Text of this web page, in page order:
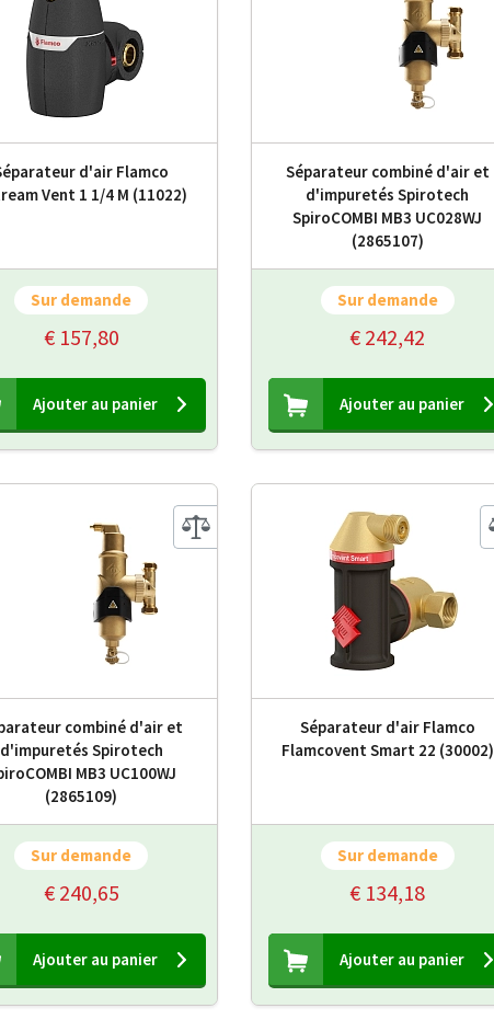
d'air Flamco
Vent 1 1/4 M (11022)
Sur demande
€ 157,80
Ajouter au panier
Séparateur combiné d'air et
d'impuretés Spirotech
SpiroCOMBI MB3 UC028WJ
(2865107)
Sur demande
€ 242,42
Ajouter au panier
combiné d'air et
d'impuretés Spirotech
MB3 UC100WJ
(2865109)
Sur demande
€ 240,65
Ajouter au panier
Séparateur d'air Flamco
Flamcovent Smart 22 (30002)
Sur demande
€ 134,18
Ajouter au panier